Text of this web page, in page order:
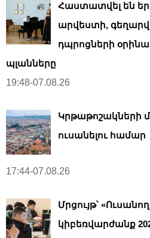
Հաստատվել են
արվեստի,
դպրոցների
պլանները
19:48-07.08.26
Կրթաթոշակների
ուսանելու համար
17:44-07.08.26
Մրցույթ՝
կիբեռվարժանք